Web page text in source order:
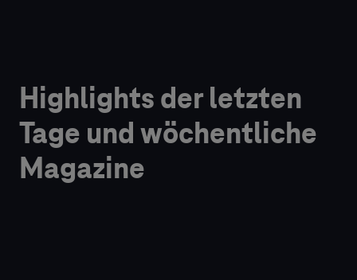
Highlights der letzten
Tage und wöchentliche
Magazine